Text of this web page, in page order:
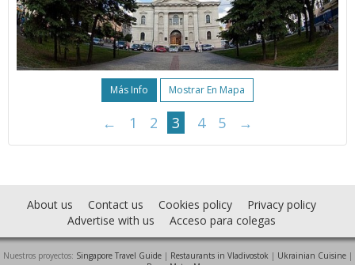
Más Info Mostrar En Mapa
← 1 2 3 4 5 →
About us Contact us Cookies policy
Privacy policy
Advertise with us
Acceso para colegas
Nuestros proyectos: Singapore Travel Guide| Restaurants in Vladivostok | Ukrainian Cuisine|